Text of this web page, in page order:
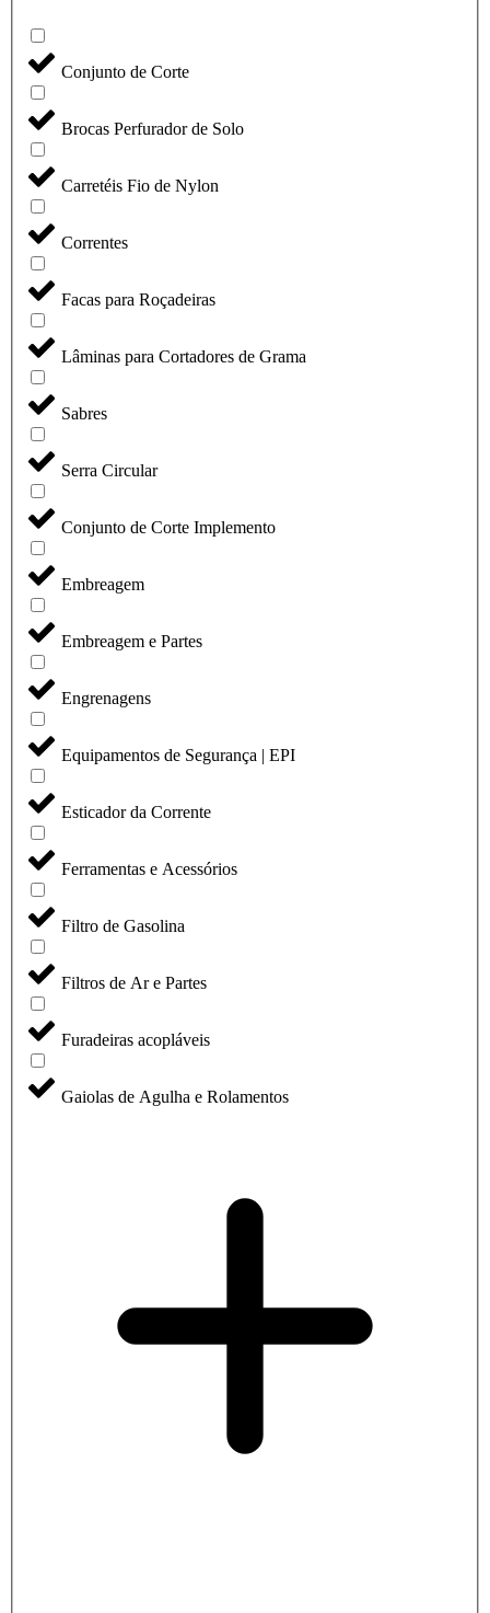
Conjunto de Corte
Brocas Perfurador de Solo
Carretéis Fio de Nylon
Correntes
Facas para Roçadeiras
Lâminas para Cortadores de Grama
Sabres
Serra Circular
Conjunto de Corte Implemento
Embreagem
Embreagem e Partes
Engrenagens
Equipamentos de Segurança | EPI
Esticador da Corrente
Ferramentas e Acessórios
Filtro de Gasolina
Filtros de Ar e Partes
Furadeiras acopláveis
Gaiolas de Agulha e Rolamentos